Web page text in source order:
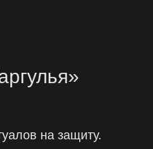
на защиту.